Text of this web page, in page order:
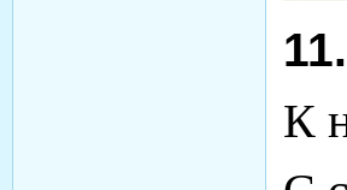
К